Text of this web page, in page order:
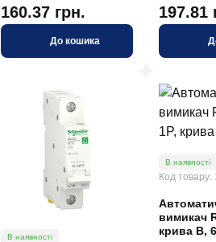
160.37 грн.
До кошика
197.81
В наявності
В наявності
Код товару:
вимикач
крива В,